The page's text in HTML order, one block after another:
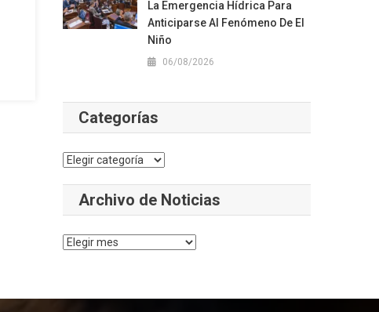
La Emergencia Hídrica Para
Anticiparse Al Fenómeno De El
Niño
06/08/2026
Categorías
Categorías
Archivo de Noticias
Archivo